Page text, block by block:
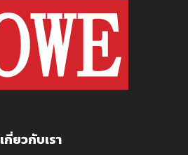
เกี่ยวกับเรา